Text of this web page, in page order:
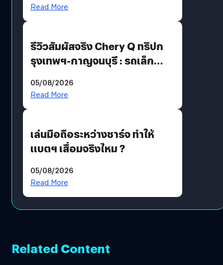
Read More
รีวิวสัมผัสจริง Chery Q ทริปก
รุงเทพฯ-กาญจนบุรี : รถเล็ก
ฟังก์ชันเกินตัว
05/08/2026
Read More
เล่นมือถือระหว่างชาร์จ ทำให้
แบตฯ เสื่อมจริงไหม ?
05/08/2026
Read More
Related Content